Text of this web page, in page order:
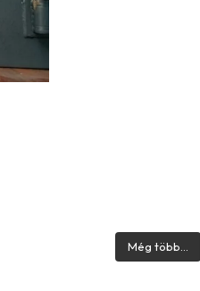
Még több...